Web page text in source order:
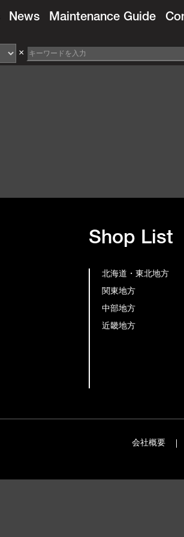
Maintenance Guide
News
×
Shop List
北海道・東北地方
関東地方
中部地方
近畿地方
会社概要